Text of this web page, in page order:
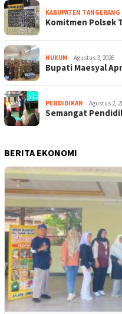
KABUPATEN TANGERANG
Komitmen Polsek
HUKUM Agustus 3, 2026
Bupati Maesyal
PENDIDIKAN Agustus 2,
Semangat
BERITA EKONOMI